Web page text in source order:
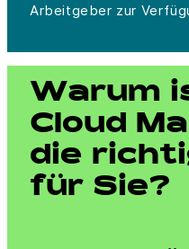
Arbeitgeber zur
Warum
Cloud
die
für Sie?